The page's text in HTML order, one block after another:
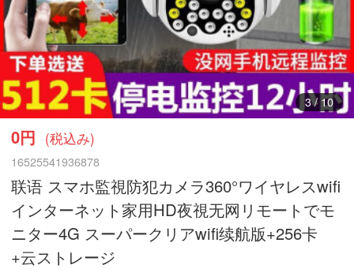
3/ 10
0円 (税込み)
16525541936878
联语 スマホ監視防犯カメラ360°ワイヤレスwifi
インターネット家用HD夜視无网リモートでモ
ニター4G スーパークリアwifi续航版+256卡
+云ストレージ